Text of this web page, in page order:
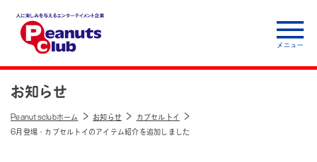
人に楽しみを与えるエ
業 Peanuts club
お知らせ
Peanutsclubホーム お知らせ カプセルトイ
6月登場・カプセルトイのアイテム紹介を追加しました